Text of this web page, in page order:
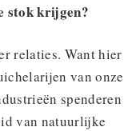
stok krijgen?
relaties. Want hier
van onze
spenderen
van natuurlijke